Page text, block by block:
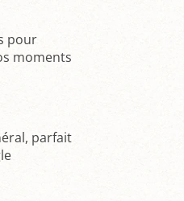
pour
moments
parfait